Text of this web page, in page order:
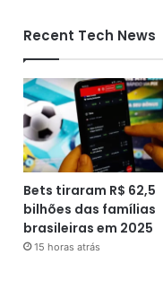
Recent Tech News
Bets tiraram R$ 62,5
bilhões das famílias
brasileiras em 2025
15 horas atrás